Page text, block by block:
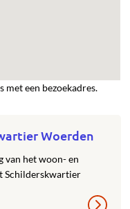
met een bezoekadres.
Woerden
het woon- en
Schilderskwartier